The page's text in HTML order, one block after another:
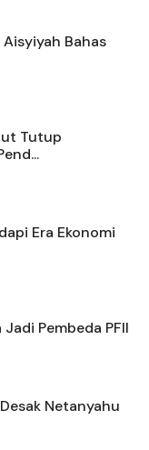
Bahas
Tutup
Era Ekonomi
Jadi Pembeda PFII
Netanyahu